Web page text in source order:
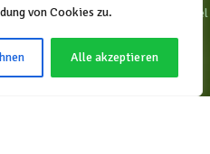
von Cookies zu.
Alle akzeptieren
und Nahrungs- ergänzungsmittel